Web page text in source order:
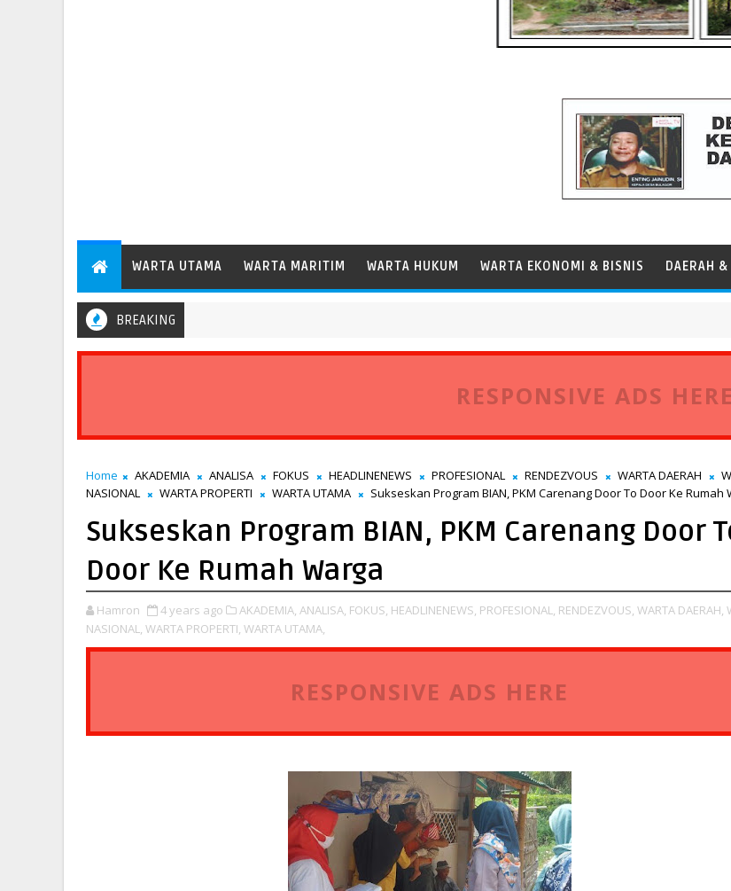
WARTA UTAMA WARTA MARITIM WARTA HUKUM WARTA EKONOMI & BISNIS DAERAH &
BREAKING
Regional 2 Bengkulu Catat Pertumbuhan Arus Barang 35,6 Persen, Perkuat Peran Pelabuhan bagi Perekonomian Daerah
RESPONSIVE ADS HERE
Home AKADEMIA ANALISA FOKUS HEADLINENEWS PROFESIONAL RENDEZVOUS WARTA DAERAH
NASIONAL
WARTA PROPERTI WARTA UTAMA Sukseskan Program BIAN, PKM Carenang Door To Door Ke Rumah
Sukseskan Program BIAN, PKM Carenang Door
Door Ke Rumah Warga
Hamron 4 years ago AKADEMIA, ANALISA, FOKUS, HEADLINENEWS, PROFESIONAL, RENDEZVOUS, WARTA DAERAH,
NASIONAL, WARTA PROPERTI, WARTA UTAMA,
RESPONSIVE ADS HERE